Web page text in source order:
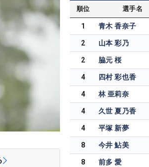
順位 選手名
1 青木 香奈子
2 山本 彩乃
2 脇元 桜
4 四村 彩也香
4 林 亜莉奈
4 久世 夏乃香
4 平塚 新夢
8 今井 鮎美
8 前多 愛